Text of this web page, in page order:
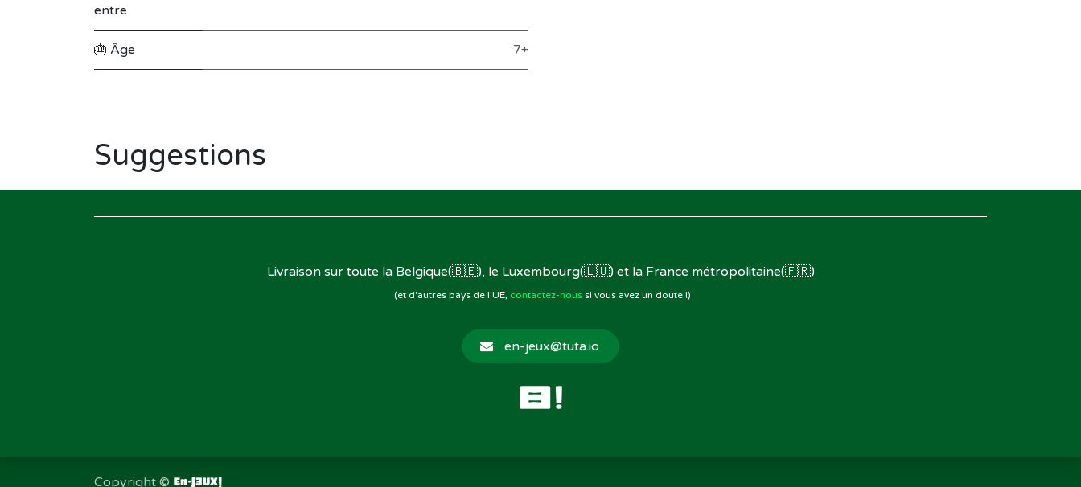
entre
🎂 Âge 7+
Suggestions
Livraison sur toute la Belgique(🇧🇪), le Luxembourg(🇱🇺) et la France métropolitaine(🇫🇷)
(et d'autres pays de l'UE, contactez-noussi vous avez un doute !)
en-jeux@tuta.io
Copyright ©